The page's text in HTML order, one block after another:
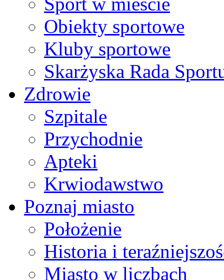
Obiekty sportowe
Kluby sportowe
Skarżyska Rada
Zdrowie
Szpitale
Przychodnie
Apteki
Krwiodawstwo
Poznaj miasto
Położenie
Historia i
Miasto w liczbach